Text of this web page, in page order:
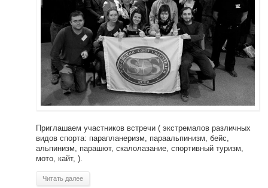
Приглашаем участников встречи ( экстремалов различных
видов спорта: парапланеризм, параальпинизм, бейс,
альпинизм, парашют, скалолазание, спортивный туризм,
мото, кайт, ).
Читать далее